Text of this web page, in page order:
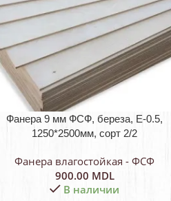
Фанера 9 мм ФСФ, береза, E-0.5,
1250*2500мм, сорт 2/2
Фанера влагостойкая - ФСФ
900.00 MDL
В наличии